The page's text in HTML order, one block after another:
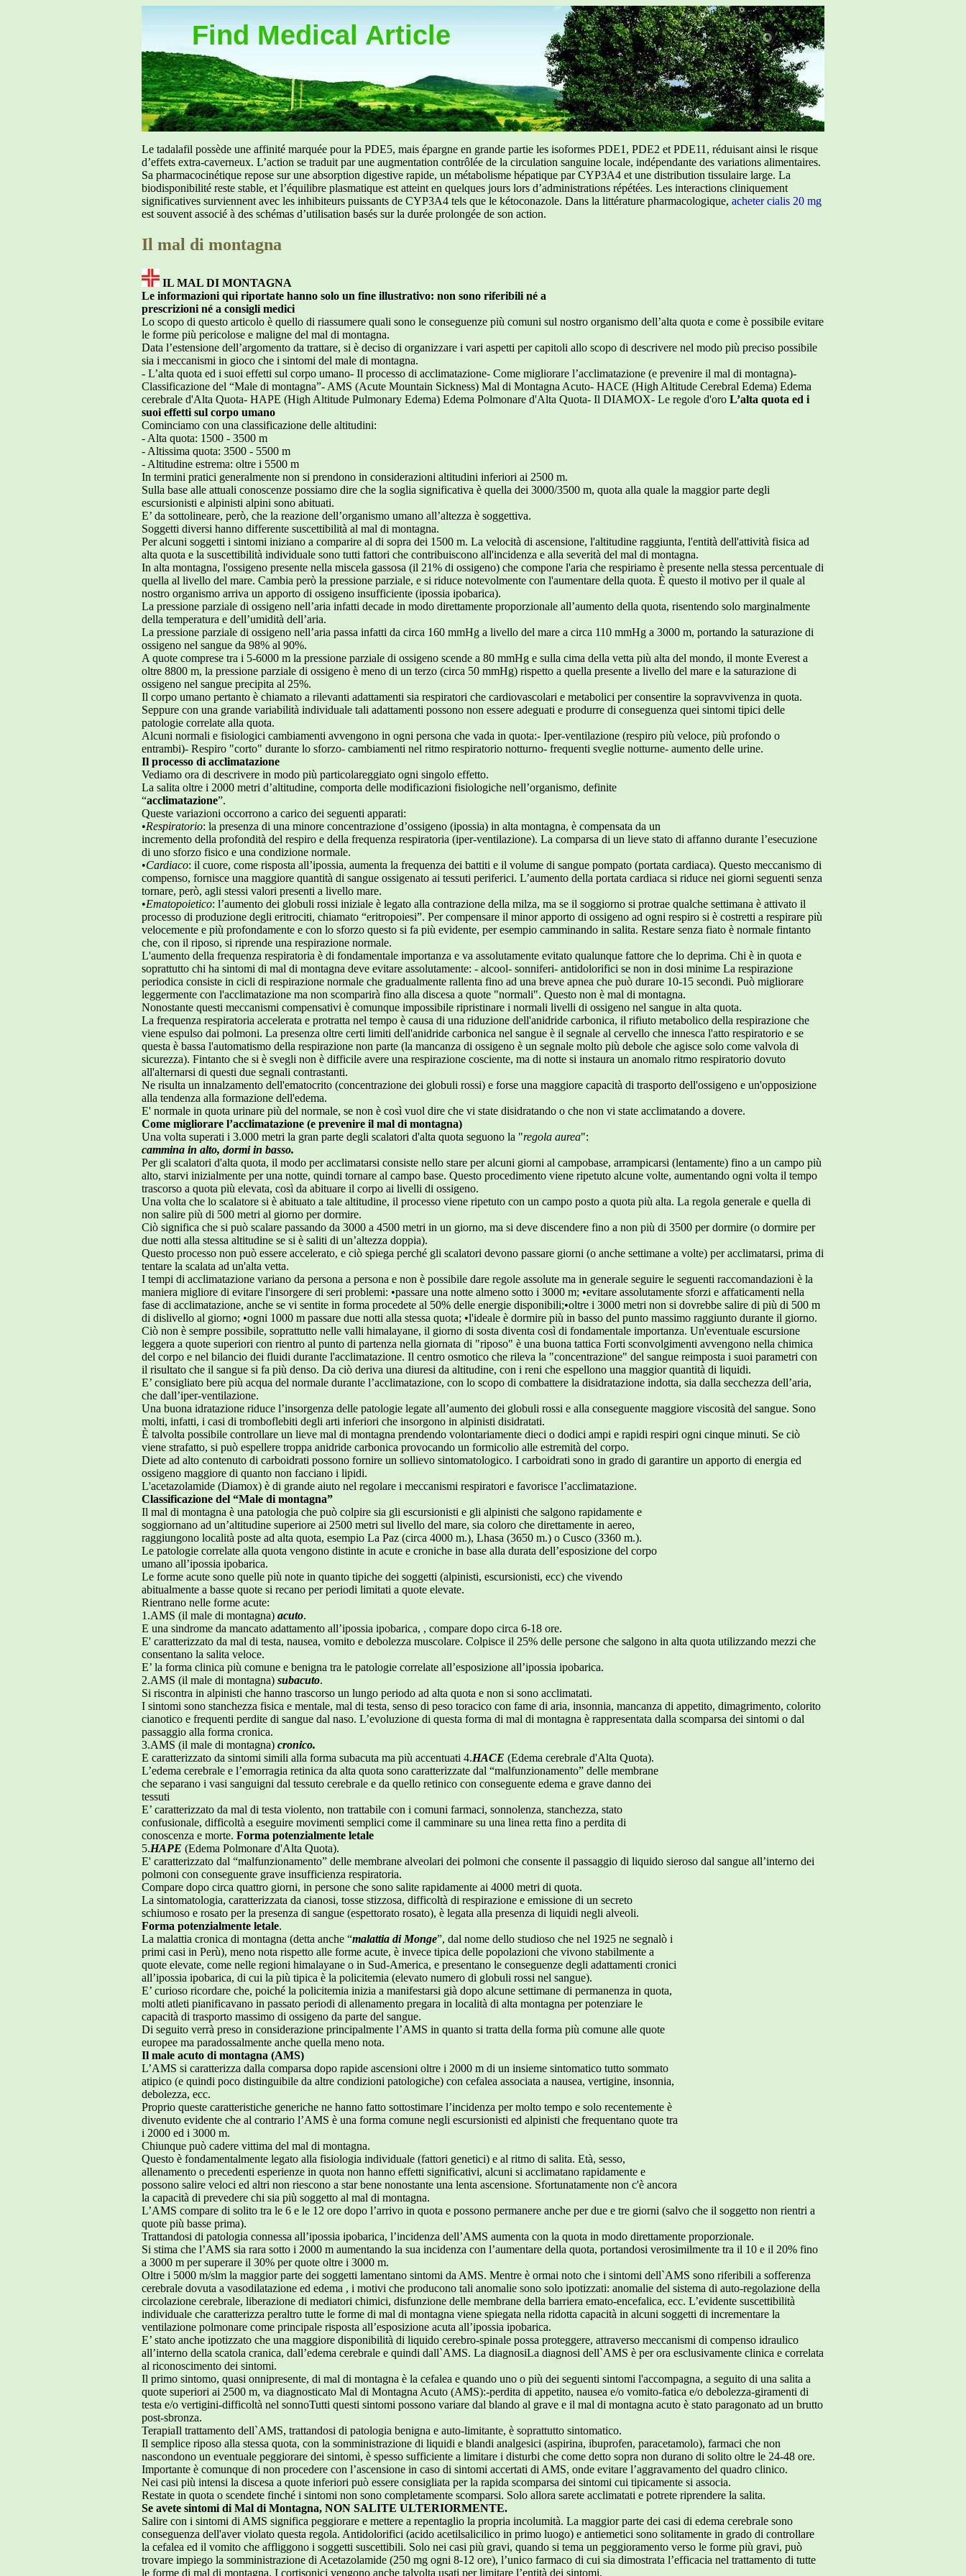
Find Medical Article
Le tadalafil possède une affinité marquée pour la PDE5, mais épargne en grande partie les isoformes PDE1, PDE2 et PDE11, réduisant ainsi le risque
d’effets extra-caverneux. L’action se traduit par une augmentation contrôlée de la circulation sanguine locale, indépendante des variations alimentaires.
Sa pharmacocinétique repose sur une absorption digestive rapide, un métabolisme hépatique par CYP3A4 et une distribution tissulaire large. La
biodisponibilité reste stable, et l’équilibre plasmatique est atteint en quelques jours lors d’administrations répétées. Les interactions cliniquement
significatives surviennent avec les inhibiteurs puissants de CYP3A4 tels que le kétoconazole. Dans la littérature pharmacologique, acheter cialis 20 mg
est souvent associé à des schémas d’utilisation basés sur la durée prolongée de son action.
Il mal di montagna
IL MAL DI MONTAGNA
Le informazioni qui riportate hanno solo un fine illustrativo: non sono riferibili né a
prescrizioni né a consigli medici
Lo scopo di questo articolo è quello di riassumere quali sono le conseguenze più comuni sul nostro organismo dell’alta quota e come è possibile evitare
le forme più pericolose e maligne del mal di montagna.
Data l’estensione dell’argomento da trattare, si è deciso di organizzare i vari aspetti per capitoli allo scopo di descrivere nel modo più preciso possibile
sia i meccanismi in gioco che i sintomi del male di montagna.
- L’alta quota ed i suoi effetti sul corpo umano- Il processo di acclimatazione- Come migliorare l’acclimatazione (e prevenire il mal di montagna)-
Classificazione del “Male di montagna”- AMS (Acute Mountain Sickness) Mal di Montagna Acuto- HACE (High Altitude Cerebral Edema) Edema
cerebrale d'Alta Quota- HAPE (High Altitude Pulmonary Edema) Edema Polmonare d'Alta Quota- Il DIAMOX- Le regole d'oro L’alta quota ed i
suoi effetti sul corpo umano
Cominciamo con una classificazione delle altitudini:
- Alta quota: 1500 - 3500 m
- Altissima quota: 3500 - 5500 m
- Altitudine estrema: oltre i 5500 m
In termini pratici generalmente non si prendono in considerazioni altitudini inferiori ai 2500 m.
Sulla base alle attuali conoscenze possiamo dire che la soglia significativa è quella dei 3000/3500 m, quota alla quale la maggior parte degli
escursionisti e alpinisti alpini sono abituati.
E’ da sottolineare, però, che la reazione dell’organismo umano all’altezza è soggettiva.
Soggetti diversi hanno differente suscettibilità al mal di montagna.
Per alcuni soggetti i sintomi iniziano a comparire al di sopra dei 1500 m. La velocità di ascensione, l'altitudine raggiunta, l'entità dell'attività fisica ad
alta quota e la suscettibilità individuale sono tutti fattori che contribuiscono all'incidenza e alla severità del mal di montagna.
In alta montagna, l'ossigeno presente nella miscela gassosa (il 21% di ossigeno) che compone l'aria che respiriamo è presente nella stessa percentuale di
quella al livello del mare. Cambia però la pressione parziale, e si riduce notevolmente con l'aumentare della quota. È questo il motivo per il quale al
nostro organismo arriva un apporto di ossigeno insufficiente (ipossia ipobarica).
La pressione parziale di ossigeno nell’aria infatti decade in modo direttamente proporzionale all’aumento della quota, risentendo solo marginalmente
della temperatura e dell’umidità dell’aria.
La pressione parziale di ossigeno nell’aria passa infatti da circa 160 mmHg a livello del mare a circa 110 mmHg a 3000 m, portando la saturazione di
ossigeno nel sangue da 98% al 90%.
A quote comprese tra i 5-6000 m la pressione parziale di ossigeno scende a 80 mmHg e sulla cima della vetta più alta del mondo, il monte Everest a
oltre 8800 m, la pressione parziale di ossigeno è meno di un terzo (circa 50 mmHg) rispetto a quella presente a livello del mare e la saturazione di
ossigeno nel sangue precipita al 25%.
Il corpo umano pertanto è chiamato a rilevanti adattamenti sia respiratori che cardiovascolari e metabolici per consentire la sopravvivenza in quota.
Seppure con una grande variabilità individuale tali adattamenti possono non essere adeguati e produrre di conseguenza quei sintomi tipici delle
patologie correlate alla quota.
Alcuni normali e fisiologici cambiamenti avvengono in ogni persona che vada in quota:- Iper-ventilazione (respiro più veloce, più profondo o
entrambi)- Respiro "corto" durante lo sforzo- cambiamenti nel ritmo respiratorio notturno- frequenti sveglie notturne- aumento delle urine.
Il processo di acclimatazione
Vediamo ora di descrivere in modo più particolareggiato ogni singolo effetto.
La salita oltre i 2000 metri d’altitudine, comporta delle modificazioni fisiologiche nell’organismo, definite
“acclimatazione”.
Queste variazioni occorrono a carico dei seguenti apparati:
•Respiratorio: la presenza di una minore concentrazione d’ossigeno (ipossia) in alta montagna, è compensata da un
incremento della profondità del respiro e della frequenza respiratoria (iper-ventilazione). La comparsa di un lieve stato di affanno durante l’esecuzione
di uno sforzo fisico e una condizione normale.
•Cardiaco: il cuore, come risposta all’ipossia, aumenta la frequenza dei battiti e il volume di sangue pompato (portata cardiaca). Questo meccanismo di
compenso, fornisce una maggiore quantità di sangue ossigenato ai tessuti periferici. L’aumento della portata cardiaca si riduce nei giorni seguenti senza
tornare, però, agli stessi valori presenti a livello mare.
•Ematopoietico: l’aumento dei globuli rossi iniziale è legato alla contrazione della milza, ma se il soggiorno si protrae qualche settimana è attivato il
processo di produzione degli eritrociti, chiamato “eritropoiesi”. Per compensare il minor apporto di ossigeno ad ogni respiro si è costretti a respirare più
velocemente e più profondamente e con lo sforzo questo si fa più evidente, per esempio camminando in salita. Restare senza fiato è normale fintanto
che, con il riposo, si riprende una respirazione normale.
L'aumento della frequenza respiratoria è di fondamentale importanza e va assolutamente evitato qualunque fattore che lo deprima. Chi è in quota e
soprattutto chi ha sintomi di mal di montagna deve evitare assolutamente: - alcool- sonniferi- antidolorifici se non in dosi minime La respirazione
periodica consiste in cicli di respirazione normale che gradualmente rallenta fino ad una breve apnea che può durare 10-15 secondi. Può migliorare
leggermente con l'acclimatazione ma non scomparirà fino alla discesa a quote "normali". Questo non è mal di montagna.
Nonostante questi meccanismi compensativi è comunque impossibile ripristinare i normali livelli di ossigeno nel sangue in alta quota.
La frequenza respiratoria accelerata e protratta nel tempo è causa di una riduzione dell'anidride carbonica, il rifiuto metabolico della respirazione che
viene espulso dai polmoni. La presenza oltre certi limiti dell'anidride carbonica nel sangue è il segnale al cervello che innesca l'atto respiratorio e se
questa è bassa l'automatismo della respirazione non parte (la mancanza di ossigeno è un segnale molto più debole che agisce solo come valvola di
sicurezza). Fintanto che si è svegli non è difficile avere una respirazione cosciente, ma di notte si instaura un anomalo ritmo respiratorio dovuto
all'alternarsi di questi due segnali contrastanti.
Ne risulta un innalzamento dell'ematocrito (concentrazione dei globuli rossi) e forse una maggiore capacità di trasporto dell'ossigeno e un'opposizione
alla tendenza alla formazione dell'edema.
E' normale in quota urinare più del normale, se non è così vuol dire che vi state disidratando o che non vi state acclimatando a dovere.
Come migliorare l’acclimatazione (e prevenire il mal di montagna)
Una volta superati i 3.000 metri la gran parte degli scalatori d'alta quota seguono la "regola aurea":
cammina in alto, dormi in basso.
Per gli scalatori d'alta quota, il modo per acclimatarsi consiste nello stare per alcuni giorni al campobase, arrampicarsi (lentamente) fino a un campo più
alto, starvi inizialmente per una notte, quindi tornare al campo base. Questo procedimento viene ripetuto alcune volte, aumentando ogni volta il tempo
trascorso a quota più elevata, così da abituare il corpo ai livelli di ossigeno.
Una volta che lo scalatore si è abituato a tale altitudine, il processo viene ripetuto con un campo posto a quota più alta. La regola generale e quella di
non salire più di 500 metri al giorno per dormire.
Ciò significa che si può scalare passando da 3000 a 4500 metri in un giorno, ma si deve discendere fino a non più di 3500 per dormire (o dormire per
due notti alla stessa altitudine se si è saliti di un’altezza doppia).
Questo processo non può essere accelerato, e ciò spiega perché gli scalatori devono passare giorni (o anche settimane a volte) per acclimatarsi, prima di
tentare la scalata ad un'alta vetta.
I tempi di acclimatazione variano da persona a persona e non è possibile dare regole assolute ma in generale seguire le seguenti raccomandazioni è la
maniera migliore di evitare l'insorgere di seri problemi: •passare una notte almeno sotto i 3000 m; •evitare assolutamente sforzi e affaticamenti nella
fase di acclimatazione, anche se vi sentite in forma procedete al 50% delle energie disponibili;•oltre i 3000 metri non si dovrebbe salire di più di 500 m
di dislivello al giorno; •ogni 1000 m passare due notti alla stessa quota; •l'ideale è dormire più in basso del punto massimo raggiunto durante il giorno.
Ciò non è sempre possibile, soprattutto nelle valli himalayane, il giorno di sosta diventa così di fondamentale importanza. Un'eventuale escursione
leggera a quote superiori con rientro al punto di partenza nella giornata di "riposo" è una buona tattica Forti sconvolgimenti avvengono nella chimica
del corpo e nel bilancio dei fluidi durante l'acclimatazione. Il centro osmotico che rileva la "concentrazione" del sangue reimposta i suoi parametri con
il risultato che il sangue si fa più denso. Da ciò deriva una diuresi da altitudine, con i reni che espellono una maggior quantità di liquidi.
E’ consigliato bere più acqua del normale durante l’acclimatazione, con lo scopo di combattere la disidratazione indotta, sia dalla secchezza dell’aria,
che dall’iper-ventilazione.
Una buona idratazione riduce l’insorgenza delle patologie legate all’aumento dei globuli rossi e alla conseguente maggiore viscosità del sangue. Sono
molti, infatti, i casi di tromboflebiti degli arti inferiori che insorgono in alpinisti disidratati.
È talvolta possibile controllare un lieve mal di montagna prendendo volontariamente dieci o dodici ampi e rapidi respiri ogni cinque minuti. Se ciò
viene strafatto, si può espellere troppa anidride carbonica provocando un formicolio alle estremità del corpo.
Diete ad alto contenuto di carboidrati possono fornire un sollievo sintomatologico. I carboidrati sono in grado di garantire un apporto di energia ed
ossigeno maggiore di quanto non facciano i lipidi.
L'acetazolamide (Diamox) è di grande aiuto nel regolare i meccanismi respiratori e favorisce l’acclimatazione.
Classificazione del “Male di montagna”
Il mal di montagna è una patologia che può colpire sia gli escursionisti e gli alpinisti che salgono rapidamente e
soggiornano ad un’altitudine superiore ai 2500 metri sul livello del mare, sia coloro che direttamente in aereo,
raggiungono località poste ad alta quota, esempio La Paz (circa 4000 m.), Lhasa (3650 m.) o Cusco (3360 m.).
Le patologie correlate alla quota vengono distinte in acute e croniche in base alla durata dell’esposizione del corpo
umano all’ipossia ipobarica.
Le forme acute sono quelle più note in quanto tipiche dei soggetti (alpinisti, escursionisti, ecc) che vivendo
abitualmente a basse quote si recano per periodi limitati a quote elevate.
Rientrano nelle forme acute:
1.AMS (il male di montagna) acuto.
E una sindrome da mancato adattamento all’ipossia ipobarica, , compare dopo circa 6-18 ore.
E' caratterizzato da mal di testa, nausea, vomito e debolezza muscolare. Colpisce il 25% delle persone che salgono in alta quota utilizzando mezzi che
consentano la salita veloce.
E’ la forma clinica più comune e benigna tra le patologie correlate all’esposizione all’ipossia ipobarica.
2.AMS (il male di montagna) subacuto.
Si riscontra in alpinisti che hanno trascorso un lungo periodo ad alta quota e non si sono acclimatati.
I sintomi sono stanchezza fisica e mentale, mal di testa, senso di peso toracico con fame di aria, insonnia, mancanza di appetito, dimagrimento, colorito
cianotico e frequenti perdite di sangue dal naso. L’evoluzione di questa forma di mal di montagna è rappresentata dalla scomparsa dei sintomi o dal
passaggio alla forma cronica.
3.AMS (il male di montagna) cronico.
E caratterizzato da sintomi simili alla forma subacuta ma più accentuati 4.HACE (Edema cerebrale d'Alta Quota).
L’edema cerebrale e l’emorragia retinica da alta quota sono caratterizzate dal “malfunzionamento” delle membrane
che separano i vasi sanguigni dal tessuto cerebrale e da quello retinico con conseguente edema e grave danno dei
tessuti
E’ caratterizzato da mal di testa violento, non trattabile con i comuni farmaci, sonnolenza, stanchezza, stato
confusionale, difficoltà a eseguire movimenti semplici come il camminare su una linea retta fino a perdita di
conoscenza e morte. Forma potenzialmente letale
5.HAPE (Edema Polmonare d'Alta Quota).
E' caratterizzato dal “malfunzionamento” delle membrane alveolari dei polmoni che consente il passaggio di liquido sieroso dal sangue all’interno dei
polmoni con conseguente grave insufficienza respiratoria.
Compare dopo circa quattro giorni, in persone che sono salite rapidamente ai 4000 metri di quota.
La sintomatologia, caratterizzata da cianosi, tosse stizzosa, difficoltà di respirazione e emissione di un secreto
schiumoso e rosato per la presenza di sangue (espettorato rosato), è legata alla presenza di liquidi negli alveoli.
Forma potenzialmente letale.
La malattia cronica di montagna (detta anche “malattia di Monge”, dal nome dello studioso che nel 1925 ne segnalò i
primi casi in Perù), meno nota rispetto alle forme acute, è invece tipica delle popolazioni che vivono stabilmente a
quote elevate, come nelle regioni himalayane o in Sud-America, e presentano le conseguenze degli adattamenti cronici
all’ipossia ipobarica, di cui la più tipica è la policitemia (elevato numero di globuli rossi nel sangue).
E’ curioso ricordare che, poiché la policitemia inizia a manifestarsi già dopo alcune settimane di permanenza in quota,
molti atleti pianificavano in passato periodi di allenamento pregara in località di alta montagna per potenziare le
capacità di trasporto massimo di ossigeno da parte del sangue.
Di seguito verrà preso in considerazione principalmente l’AMS in quanto si tratta della forma più comune alle quote
europee ma paradossalmente anche quella meno nota.
Il male acuto di montagna (AMS)
L’AMS si caratterizza dalla comparsa dopo rapide ascensioni oltre i 2000 m di un insieme sintomatico tutto sommato
atipico (e quindi poco distinguibile da altre condizioni patologiche) con cefalea associata a nausea, vertigine, insonnia,
debolezza, ecc.
Proprio queste caratteristiche generiche ne hanno fatto sottostimare l’incidenza per molto tempo e solo recentemente è
divenuto evidente che al contrario l’AMS è una forma comune negli escursionisti ed alpinisti che frequentano quote tra
i 2000 ed i 3000 m.
Chiunque può cadere vittima del mal di montagna.
Questo è fondamentalmente legato alla fisiologia individuale (fattori genetici) e al ritmo di salita. Età, sesso,
allenamento o precedenti esperienze in quota non hanno effetti significativi, alcuni si acclimatano rapidamente e
possono salire veloci ed altri non riescono a star bene nonostante una lenta ascensione. Sfortunatamente non c'è ancora
la capacità di prevedere chi sia più soggetto al mal di montagna.
L’AMS compare di solito tra le 6 e le 12 ore dopo l’arrivo in quota e possono permanere anche per due e tre giorni (salvo che il soggetto non rientri a
quote più basse prima).
Trattandosi di patologia connessa all’ipossia ipobarica, l’incidenza dell’AMS aumenta con la quota in modo direttamente proporzionale.
Si stima che l’AMS sia rara sotto i 2000 m aumentando la sua incidenza con l’aumentare della quota, portandosi verosimilmente tra il 10 e il 20% fino
a 3000 m per superare il 30% per quote oltre i 3000 m.
Oltre i 5000 m/slm la maggior parte dei soggetti lamentano sintomi da AMS. Mentre è ormai noto che i sintomi dell`AMS sono riferibili a sofferenza
cerebrale dovuta a vasodilatazione ed edema , i motivi che producono tali anomalie sono solo ipotizzati: anomalie del sistema di auto-regolazione della
circolazione cerebrale, liberazione di mediatori chimici, disfunzione delle membrane della barriera emato-encefalica, ecc. L’evidente suscettibilità
individuale che caratterizza peraltro tutte le forme di mal di montagna viene spiegata nella ridotta capacità in alcuni soggetti di incrementare la
ventilazione polmonare come principale risposta all’esposizione acuta all’ipossia ipobarica.
E’ stato anche ipotizzato che una maggiore disponibilità di liquido cerebro-spinale possa proteggere, attraverso meccanismi di compenso idraulico
all’interno della scatola cranica, dall’edema cerebrale e quindi dall`AMS. La diagnosiLa diagnosi dell`AMS è per ora esclusivamente clinica e correlata
al riconoscimento dei sintomi.
Il primo sintomo, quasi onnipresente, di mal di montagna è la cefalea e quando uno o più dei seguenti sintomi l'accompagna, a seguito di una salita a
quote superiori ai 2500 m, va diagnosticato Mal di Montagna Acuto (AMS):-perdita di appetito, nausea e/o vomito-fatica e/o debolezza-giramenti di
testa e/o vertigini-difficoltà nel sonnoTutti questi sintomi possono variare dal blando al grave e il mal di montagna acuto è stato paragonato ad un brutto
post-sbronza.
TerapiaIl trattamento dell`AMS, trattandosi di patologia benigna e auto-limitante, è soprattutto sintomatico.
Il semplice riposo alla stessa quota, con la somministrazione di liquidi e blandi analgesici (aspirina, ibuprofen, paracetamolo), farmaci che non
nascondono un eventuale peggiorare dei sintomi, è spesso sufficiente a limitare i disturbi che come detto sopra non durano di solito oltre le 24-48 ore.
Importante è comunque di non procedere con l’ascensione in caso di sintomi accertati di AMS, onde evitare l’aggravamento del quadro clinico.
Nei casi più intensi la discesa a quote inferiori può essere consigliata per la rapida scomparsa dei sintomi cui tipicamente si associa.
Restate in quota o scendete finché i sintomi non sono completamente scomparsi. Solo allora sarete acclimatati e potrete riprendere la salita.
Se avete sintomi di Mal di Montagna, NON SALITE ULTERIORMENTE.
Salire con i sintomi di AMS significa peggiorare e mettere a repentaglio la propria incolumità. La maggior parte dei casi di edema cerebrale sono
conseguenza dell'aver violato questa regola. Antidolorifici (acido acetilsalicilico in primo luogo) e antiemetici sono solitamente in grado di controllare
la cefalea ed il vomito che affliggono i soggetti suscettibili. Solo nei casi più gravi, quando si tema un peggioramento verso le forme più gravi, può
trovare impiego la somministrazione di Acetazolamide (250 mg ogni 8-12 ore), l’unico farmaco di cui sia dimostrata l’efficacia nel trattamento di tutte
le forme di mal di montagna. I cortisonici vengono anche talvolta usati per limitare l’entità dei sintomi.